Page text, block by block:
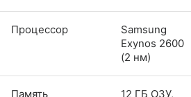
Процессор
Samsung
Exynos 2600
(2 нм)
Память
12 ГБ ОЗУ,